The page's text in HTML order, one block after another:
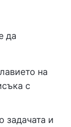
да
на
с
задачата и